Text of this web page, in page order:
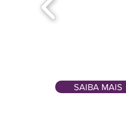
SAIBA MAIS